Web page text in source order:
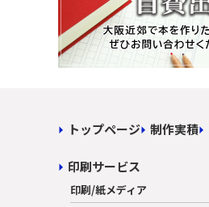
トップページ 制作実積
印刷サービス
印刷/紙メディア